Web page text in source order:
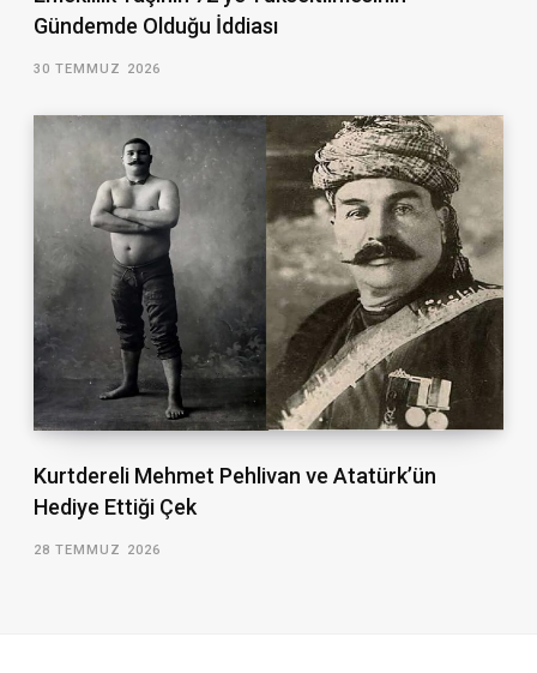
Gündemde Olduğu İddiası
30 TEMMUZ 2026
Kurtdereli Mehmet Pehlivan ve Atatürk’ün
Hediye Ettiği Çek
28 TEMMUZ 2026